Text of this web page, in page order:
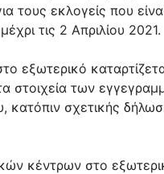
τους εκλογείς που
τις 2 Απριλίου 2021.
εξωτερικό
στοιχεία των
κατόπιν σχετικής
κέντρων στο